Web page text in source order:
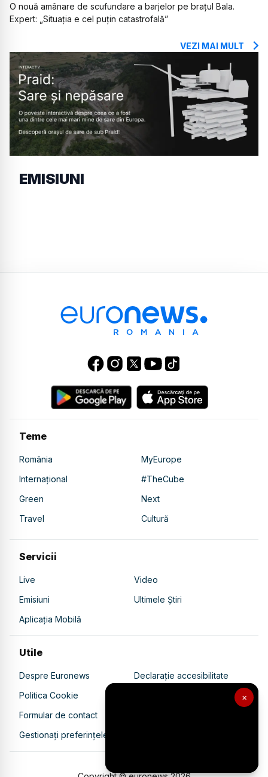
×
O nouă amânare de scufundare a barjelor pe brațul Bala.
Expert: „Situația e cel puțin catastrofală”
VEZI MAI MULT
EMISIUNI
Teme
România
MyEurope
Internațional
#TheCube
Green
Next
Travel
Cultură
Servicii
Live
Video
Emisiuni
Ultimele Știri
Aplicația Mobilă
Utile
Despre Euronews
Declarație accesibilitate
Politica Cookie
Politica de confidențialitate
Formular de contact
Gestionați preferințele